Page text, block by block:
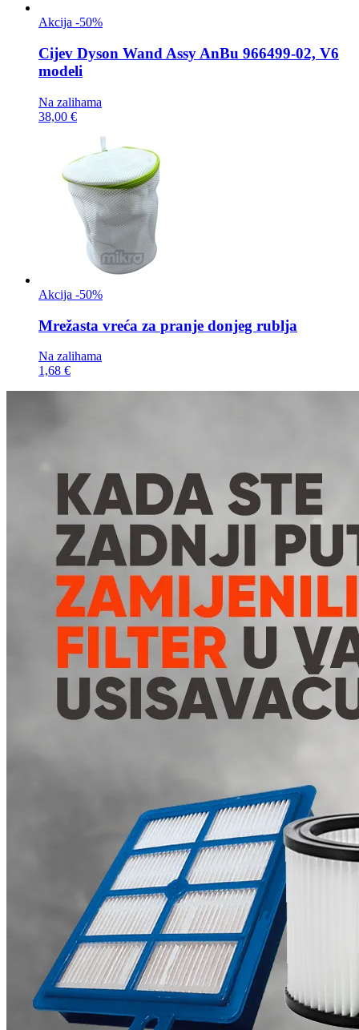
Akcija -50%
Cijev Dyson Wand Assy AnBu 966499-02, V6
modeli
Na zalihama
38,00 €
Akcija -50%
Mrežasta vreća za pranje donjeg rublja
Na zalihama
1,68 €